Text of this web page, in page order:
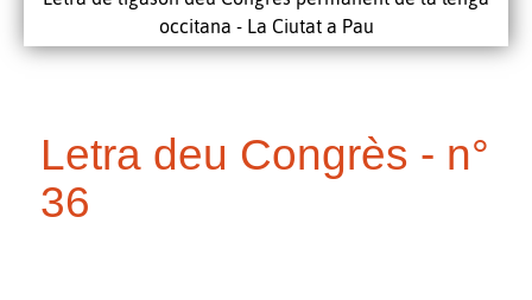
occitana - La Ciutat a Pau
Letra deu Congrès - n°
36